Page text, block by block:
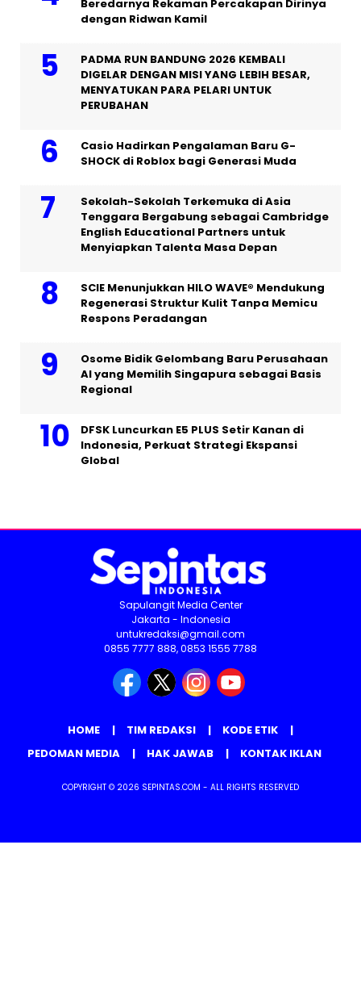
Beredarnya Rekaman Percakapan Dirinya
dengan Ridwan Kamil
PADMA RUN BANDUNG 2026 KEMBALI
DIGELAR DENGAN MISI YANG LEBIH BESAR,
MENYATUKAN PARA PELARI UNTUK
PERUBAHAN
Casio Hadirkan Pengalaman Baru G-
SHOCK di Roblox bagi Generasi Muda
Sekolah-Sekolah Terkemuka di Asia
Tenggara Bergabung sebagai Cambridge
English Educational Partners untuk
Menyiapkan Talenta Masa Depan
SCIE Menunjukkan HILO WAVE® Mendukung
Regenerasi Struktur Kulit Tanpa Memicu
Respons Peradangan
Osome Bidik Gelombang Baru Perusahaan
AI yang Memilih Singapura sebagai Basis
Regional
DFSK Luncurkan E5 PLUS Setir Kanan di
Indonesia, Perkuat Strategi Ekspansi
Global
Sapulangit Media Center
Jakarta - Indonesia
untukredaksi@gmail.com
0855 7777 888, 0853 1555 7788
HOME TIM REDAKSI
KODE ETIK
PEDOMAN MEDIA
HAK JAWAB KONTAK IKLAN
COPYRIGHT © 2026 SEPINTAS.COM - ALL RIGHTS RESERVED